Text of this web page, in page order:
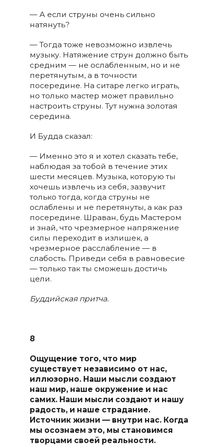
— А если струны очень сильно
натянуть?
— Тогда тоже невозможно извлечь
музыку. Натяжение струн должно быть
средним — не ослабленным, но и не
перетянутым, а в точности
посередине. На ситаре легко играть,
но только мастер может правильно
настроить струны. Тут нужна золотая
середина.
И Будда сказал:
— Именно это я и хотел сказать тебе,
наблюдая за тобой в течение этих
шести месяцев. Музыка, которую ты
хочешь извлечь из себя, зазвучит
только тогда, когда струны не
ослаблены и не перетянуты, а как раз
посередине. Шраван, будь Мастером
и знай, что чрезмерное напряжение
силы переходит в излишек, а
чрезмерное расслабление — в
слабость. Приведи себя в равновесие
— только так ты сможешь достичь
цели.
Буддийская притча.
8
Ощущение того, что мир
существует независимо от нас,
иллюзорно. Наши мысли создают
наш мир, наше окружение и нас
самих. Наши мысли создают и нашу
радость, и наше страдание.
Источник жизни — внутри нас. Когда
мы осознаем это, мы становимся
творцами своей реальности.